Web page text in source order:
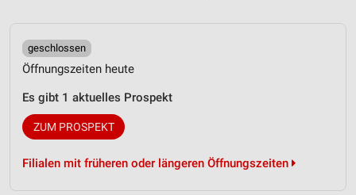
geschlossen
Öffnungszeiten heute
Es gibt 1 aktuelles Prospekt
ZUM PROSPEKT
Filialen mit früheren oder längeren Öffnungszeiten